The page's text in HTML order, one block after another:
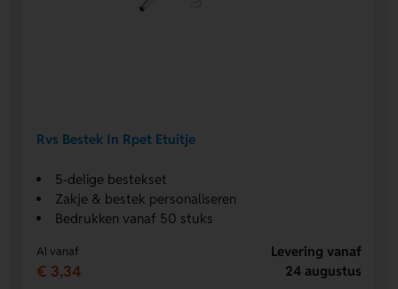
Rvs Bestek In Rpet Etuitje
5-delige bestekset
Zakje & bestek personaliseren
Bedrukken vanaf 50 stuks
Al vanaf
€ 3,34
Levering vanaf
24 augustus